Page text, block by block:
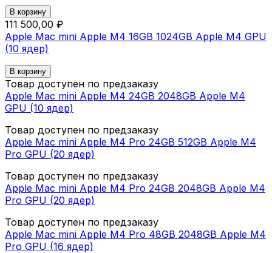
В корзину
111 500,00 ₽
Apple Mac mini Apple M4 16GB 1024GB Apple M4 GPU
(10 ядер)
В корзину
Товар доступен по предзаказу
Apple Mac mini Apple M4 24GB 2048GB Apple M4
GPU (10 ядер)
Товар доступен по предзаказу
Apple Mac mini Apple M4 Pro 24GB 512GB Apple M4
Pro GPU (20 ядер)
Товар доступен по предзаказу
Apple Mac mini Apple M4 Pro 24GB 2048GB Apple M4
Pro GPU (20 ядер)
Товар доступен по предзаказу
Apple Mac mini Apple M4 Pro 48GB 2048GB Apple M4
Pro GPU (16 ядер)